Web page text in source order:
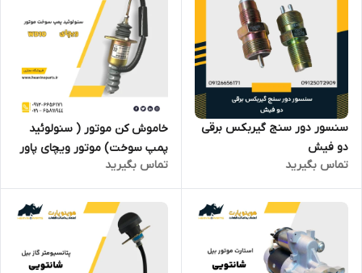
سنسور دور سنج گیربکس برقی
دو فیش
تماس بگیرید
خاموش کن موتور ( سنولوئید
پمپ سوخت) موتور ویچای پاور
WD10
تماس بگیرید